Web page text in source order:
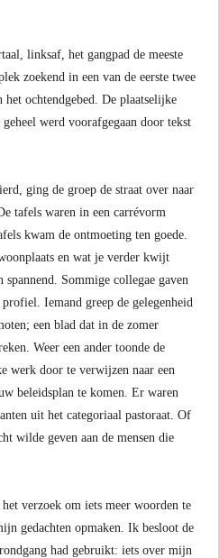
linksaf, het gangpad de meeste
zoekend in een van de eerste twee
ochtendgebed. De plaatselijke
werd voorafgegaan door tekst
ging de groep de straat over naar
tafels waren in een carrévorm
kwam de ontmoeting ten goede.
en wat je verder kwijt
Sommige collegae gaven
Iemand greep de gelegenheid
een blad dat in de zomer
Weer een ander toonde de
werk door te verwijzen naar een
beleidsplan te komen. Er waren
uit het categoriaal pastoraat. Of
wilde geven aan de mensen die
verzoek om iets meer woorden te
gedachten opmaken. Ik besloot de
had gebruikt: iets over mijn